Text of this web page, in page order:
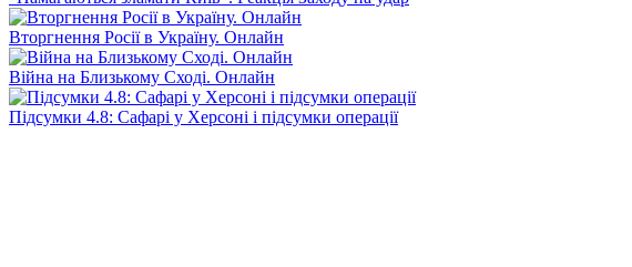
Вторгнення Росії в Україну. Онлайн
Війна на Близькому Сході. Онлайн
Підсумки 4.8: Сафарі у Херсоні і підсумки операції